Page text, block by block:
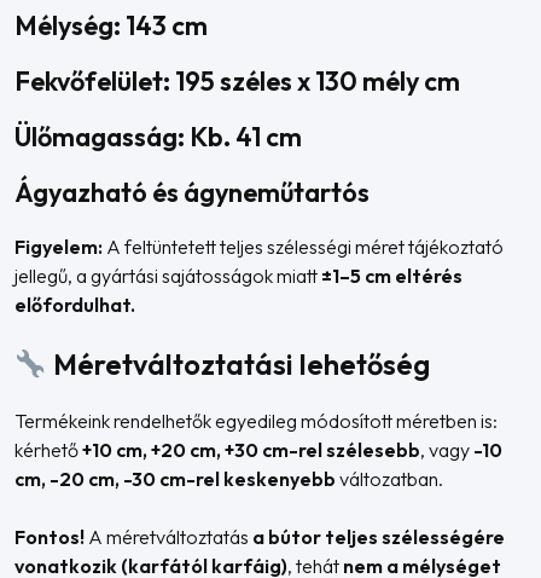
Mélység: 143 cm
Fekvőfelület: 195 széles x 130 mély cm
Ülőmagasság: Kb. 41 cm
Ágyazható és ágyneműtartós
Figyelem: A feltüntetett teljes szélességi méret tájékoztató
jellegű, a gyártási sajátosságok miatt ±1–5 cm eltérés
előfordulhat.
Méretváltoztatási lehetőség
Termékeink rendelhetők egyedileg módosított méretben is:
kérhető+10 cm, +20 cm, +30 cm-rel szélesebb, vagy -10
cm, -20 cm, -30 cm-rel keskenyebb változatban.
Fontos! A méretváltoztatás a bútor teljes szélességére
vonatkozik (karfától karfáig), tehát nem a mélységet